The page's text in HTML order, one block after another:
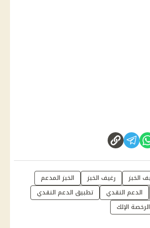
الخبز رغيف الخبز
الخبز المدعم
الدعم النقدي
تطبيق الدعم النقدي
الرخصة الإلك